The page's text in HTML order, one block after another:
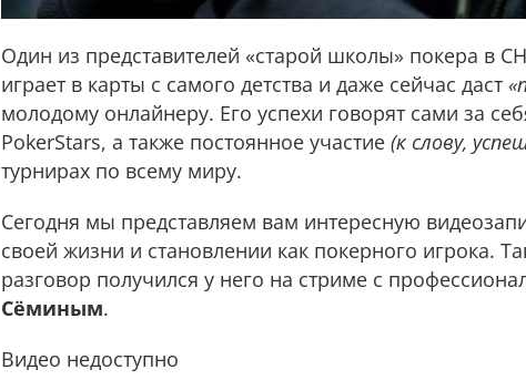
Один из представителей «старой школы» покера в
играет в карты с самого детства и даже сейчас даст
молодому онлайнеру. Его успехи говорят сами за
PokerStars, а также постоянное участие (к слову,
турнирах по всему миру.
Сегодня мы представляем вам интересную
своей жизни и становлении как покерного игрока.
разговор получился у него на стриме с
Сёминым.
Видео недоступно